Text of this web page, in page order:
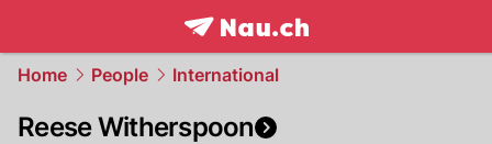
frontpage.NAU.ch
Home People International
Reese Witherspoon